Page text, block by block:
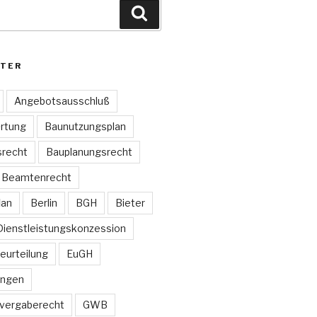
Angebotsausschluß
Baunutzungsplan
Bauplanungsrecht
Beamtenrecht
Berlin BGH Bieter
EuGH
GWB